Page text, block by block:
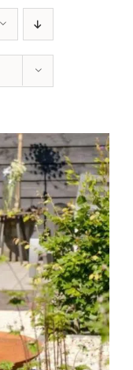
DIESES
PRODUKT
WEIST
MEHRERE
VARIANTEN
AUF.
/